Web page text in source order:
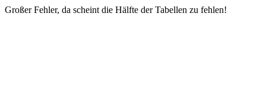
Großer Fehler, da scheint die Hälfte der Tabellen zu fehlen!